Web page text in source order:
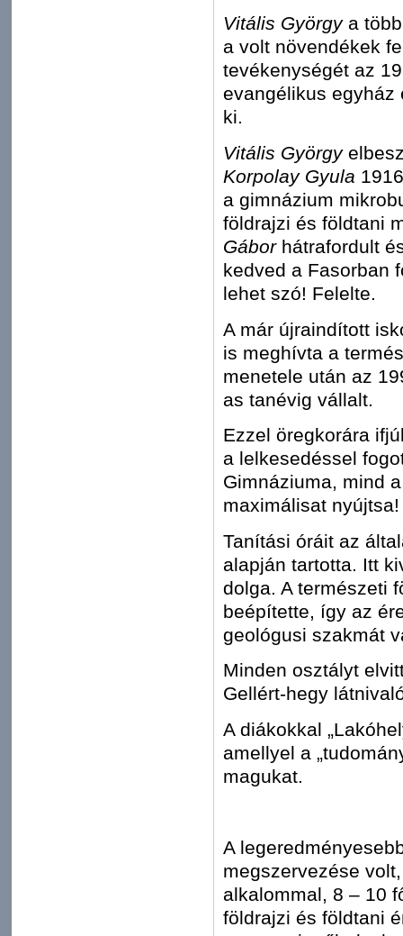
Vitális Györgya
a volt növendékek
tevékenységét az
evangélikus
ki.
Vitális György
Korpolay Gyula
a gimnázium
földrajzi és földtani
Gáborhátrafordult
kedved a Fasorban
lehet szó! Felelte.
A már újraindított
is meghívta a
menetele után az
as tanévig vállalt.
Ezzel öregkorára
a lelkesedéssel
Gimnáziuma, mind
maximálisat nyújtsa!
Tanítási óráit az
alapján tartotta. Itt
dolga. A természeti
beépítette, így az
geológusi szakmát
Minden osztályt
Gellért-hegy
A diákokkal
amellyel a
magukat.
A
megszervezése
alkalommal, 8 – 10
földrajzi és földtani